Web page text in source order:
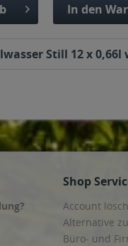
In den
Still 12 x
Shop
Account
Alternative
Büro- und